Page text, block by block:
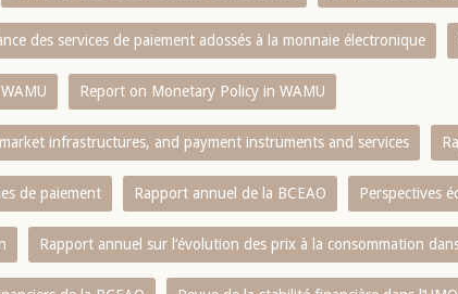
des services de paiement adossés à la monnaie électronique
Report on Monetary Policy in WAMU
infrastructures, and payment instruments and services
de paiement Rapport annuel de la BCEAO Perspectives
Rapport annuel sur l‘évolution des prix à la consommation